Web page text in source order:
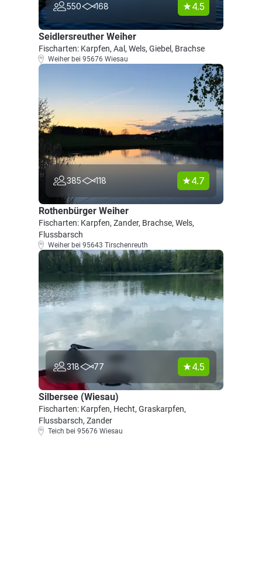
550 168 4.5
Seidlersreuther Weiher
Fischarten: Karpfen, Aal, Wels, Giebel, Brachse
Weiher bei 95676 Wiesau
385 118 4.7
Rothenbürger Weiher
Fischarten: Karpfen, Zander, Brachse, Wels,
Flussbarsch
Weiher bei 95643 Tirschenreuth
318 77 4.5
Silbersee (Wiesau)
Fischarten: Karpfen, Hecht, Graskarpfen,
Flussbarsch, Zander
Teich bei 95676 Wiesau